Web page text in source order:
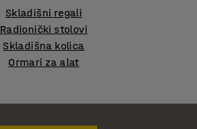
Skladišni regali
Radionički stolovi
Skladišna kolica
Ormari za alat